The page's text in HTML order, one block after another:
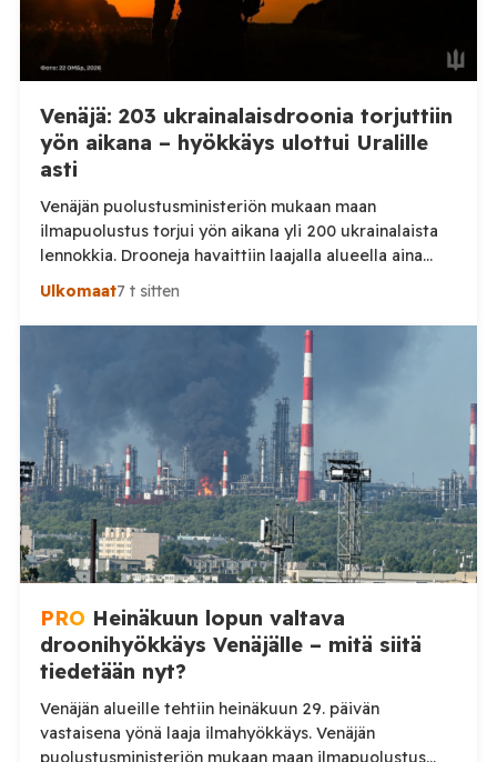
Venäjä: 203 ukrainalaisdroonia torjuttiin
yön aikana – hyökkäys ulottui Uralille
asti
Venäjän puolustusministeriön mukaan maan
ilmapuolustus torjui yön aikana yli 200 ukrainalaista
lennokkia. Drooneja havaittiin laajalla alueella aina
Uralille asti. Venäjän puolustusministeriön virallisen
yhteensä 203 ukrainalaista kiinteäsiipistä
miehittämätöntä ilma-alusta torstai-illan 6. elokuuta
ja perjantaiaamun 7. elokuuta välisenä aikana.
Ministeriön ilmoitus koskee aikaväliä kello 20–08
Moskovan aikaa. Ministeriön mukaan drooneja
torjuttiin […]
Ulkomaat7 t sitten
PRO Heinäkuun lopun valtava
droonihyökkäys Venäjälle – mitä siitä
tiedetään nyt?
Venäjän alueille tehtiin heinäkuun 29. päivän
vastaisena yönä laaja ilmahyökkäys. Venäjän
puolustusministeriön mukaan maan ilmapuolustus